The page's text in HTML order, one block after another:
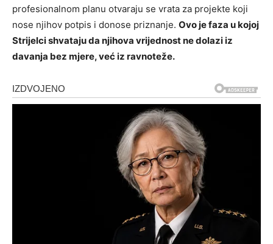
profesionalnom planu otvaraju se vrata za projekte koji
nose njihov potpis i donose priznanje. Ovo je faza u kojoj
Strijelci shvataju da njihova vrijednost ne dolazi iz
davanja bez mjere, već iz ravnoteže.